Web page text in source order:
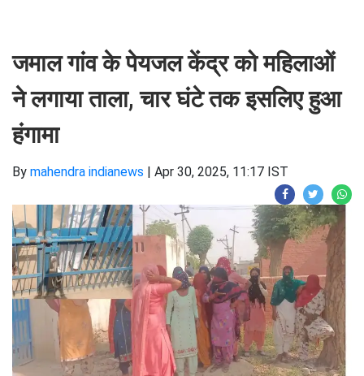
जमाल गांव के पेयजल केंद्र को महिलाओं
ने लगाया ताला, चार घंटे तक इसलिए हुआ
हंगामा ​​​​​​​
By mahendra indianews | Apr 30, 2025, 11:17 IST